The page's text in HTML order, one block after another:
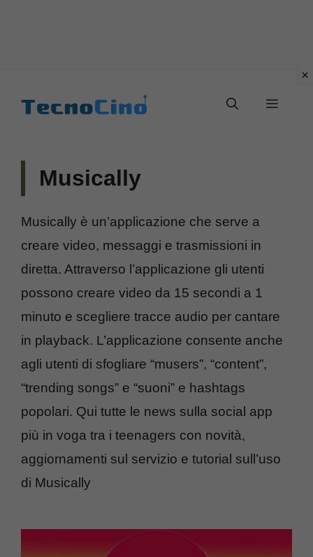
Menu
Musically
Musically è un’applicazione che serve a
creare video, messaggi e trasmissioni in
diretta. Attraverso l’applicazione gli utenti
possono creare video da 15 secondi a 1
minuto e scegliere tracce audio per cantare
in playback. L’applicazione consente anche
agli utenti di sfogliare “musers”, “content”,
“trending songs” e “suoni” e hashtags
popolari. Qui tutte le news sulla social app
più in voga tra i teenagers con novità,
aggiornamenti sul servizio e tutorial sull’uso
di Musically